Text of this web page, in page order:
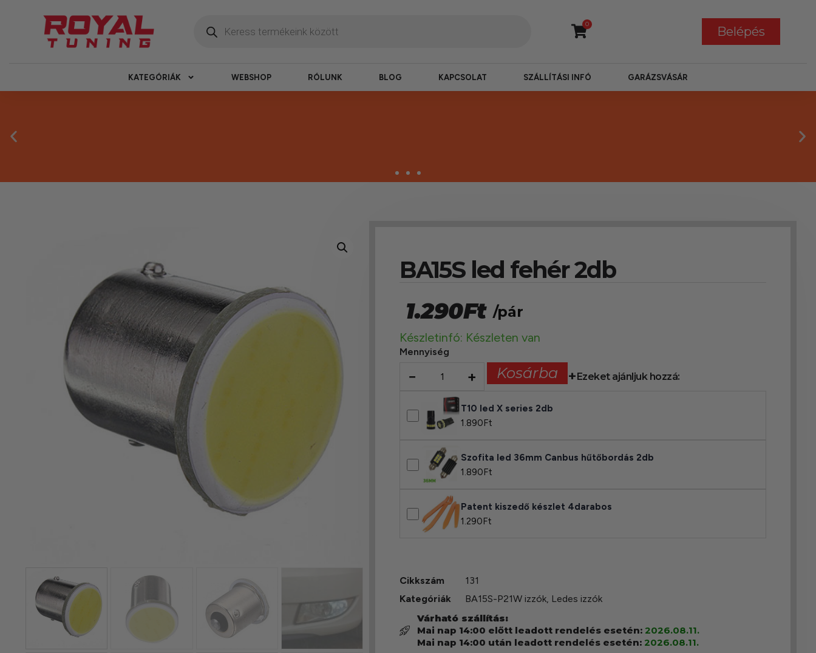
0
Belépés
KATEGÓRIÁK WEBSHOP RÓLUNK BLOG KAPCSOLAT SZÁLLÍTÁSI INFÓ GARÁZSVÁSÁR
Gyors rendelésfeldolgozással segítünk, hogy hamar kézhez kapd a csomagod.BA15S led fehér 2db
1.290Ft /pár
Készletinfó: Készleten van
Mennyiség
− + Kosárba Ezeket ajánljuk hozzá:
T10 led X series 2db
1.890Ft
Szofita led 36mm Canbus hűtőbordás 2db
1.890Ft
Patent kiszedő készlet 4darabos
1.290Ft
Cikkszám
131
Kategóriák
BA15S-P21W izzók, Ledes izzók
Várható szállítás:
Mai nap 14:00 előtt leadott rendelés esetén: 2026.08.11.
Mai nap 14:00 után leadott rendelés esetén: 2026.08.11.